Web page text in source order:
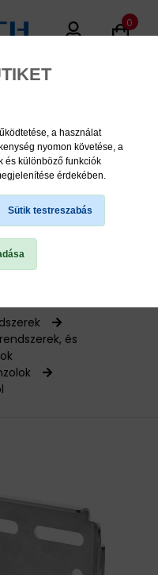
a használat
nyomon követése, a
és különböző funkciók
érdekében.
Sütik testreszabás
0
MENU
és